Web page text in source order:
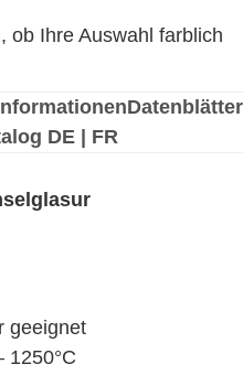
, ob Ihre Auswahl farblich
Datenblätter
DE | FR
geeignet
1250°C